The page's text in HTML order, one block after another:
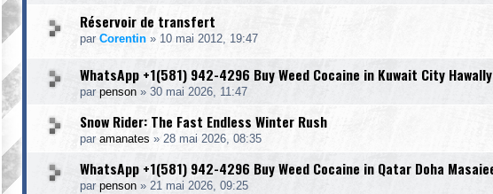
Réservoir de transfert
par Corentin » 10 mai 2012, 19:47
WhatsApp +1(581) 942-4296 Buy Weed Cocaine in Kuwait City
par penson » 30 mai 2026, 11:47
Snow Rider: The Fast Endless Winter Rush
par amanates » 28 mai 2026, 08:35
WhatsApp +1(581) 942-4296 Buy Weed Cocaine in Qatar Doha
par penson » 21 mai 2026, 09:25